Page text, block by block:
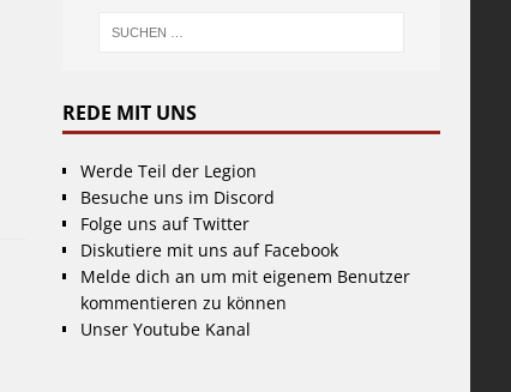
REDE MIT UNS
Werde Teil der Legion
Besuche uns im Discord
Folge uns auf Twitter
Diskutiere mit uns auf Facebook
Melde dich an um mit eigenem Benutzer
kommentieren zu können
Unser Youtube Kanal